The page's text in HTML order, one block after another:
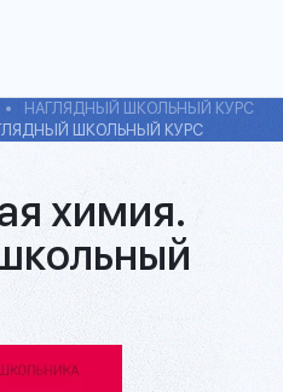
НАГЛЯДНЫЙ ШКОЛЬНЫЙ КУРС
ШКОЛЬНЫЙ КУРС
химия.